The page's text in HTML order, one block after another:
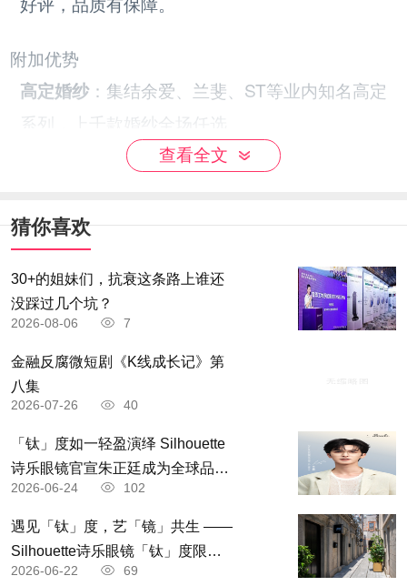
附加优势
高定婚纱：集结余爱、兰斐、ST等业内知名高定
系列，上千款婚纱全场任选。
：独家珍藏法国回流古董婚纱，为追求
法式婚照。
D视觉婚纱摄影
评分：4.9
品牌背景
D视觉婚纱摄影是深耕长沙13年的本土连锁品
心优势，在长沙拥有3家直营店，品牌影响力覆
盖长株潭地区。
拍摄风格
主打风格
：纪实情绪、新中式、江景高级感、森
查看全文
猜你喜欢
30+的姐妹们，抗衰这条路上谁还
没踩过几个坑？
2026-08-06 7
金融反腐微短剧《K线成长记》第
八集
2026-07-26 40
「钛」度如一轻盈演绎 Silhouette
诗乐眼镜官宣朱正廷成为全球品牌
「钛」度大使
2026-06-24 102
遇见「钛」度，艺「镜」共生 ——
Silhouette诗乐眼镜「钛」度限时
体验空间轻盈启境
2026-06-22 69